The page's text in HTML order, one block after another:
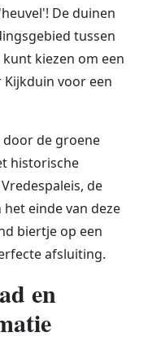
De duinen
tussen
kiezen om een
voor een
de groene
historische
de
einde van deze
biertje op een
afsluiting.
en